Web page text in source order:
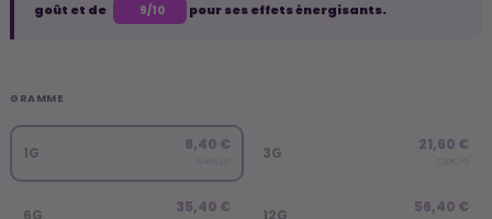
goût et de
9/10 pour ses effets énergisants.
GRAMME
1G 8,40 € 3G 21,60 €
6G 35,40 € 12G 56,40 €